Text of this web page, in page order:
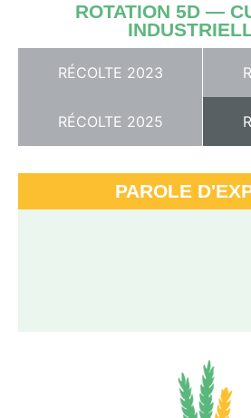
ROTATION 5D —
RÉCOLTE 2023
RÉCOLTE 2025
PAROLE